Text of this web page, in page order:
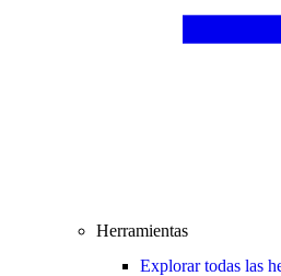
Herramientas
Explorar todas las